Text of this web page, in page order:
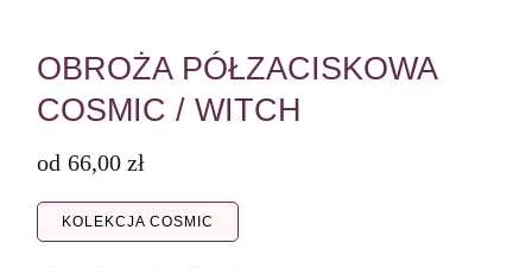
OBROŻA PÓŁZACISKOWA
COSMIC / WITCH
od 66,00 zł
KOLEKCJA COSMIC